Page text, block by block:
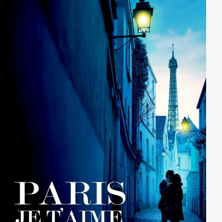
Hinter-den-Kulissen-Filmmaterial und exklusive neue
Interviews mit über 100 Hauptcast und – Crew aus
jedem Albtraum